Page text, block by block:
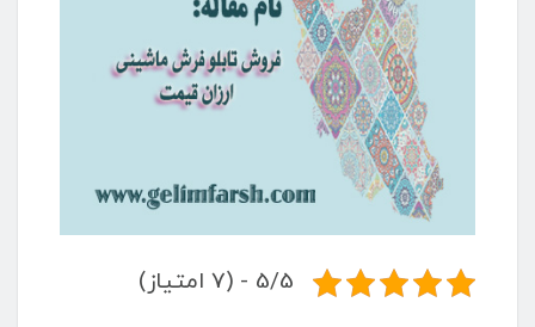
5/5 - (7 امتیاز)